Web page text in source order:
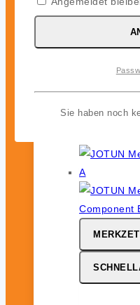
JOTUN
inkl. 19
Sie haben noch